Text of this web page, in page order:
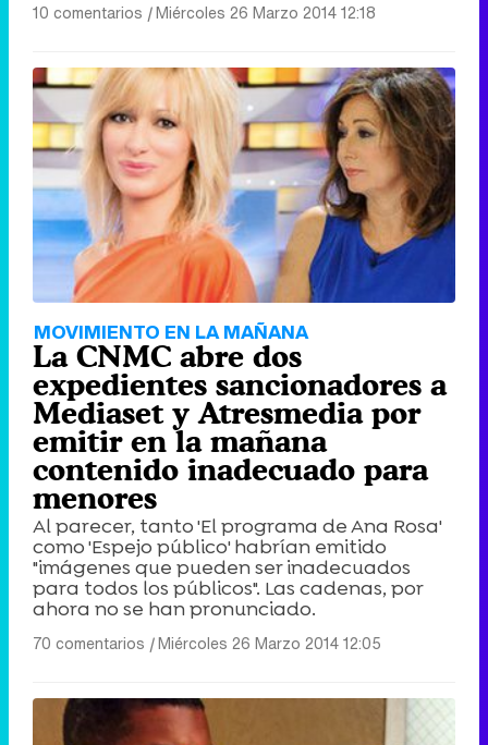
10 comentarios |Miércoles 26 Marzo 2014 12:18
MOVIMIENTO EN LA MAÑANA
La CNMC abre dos
expedientes sancionadores a
Mediaset y Atresmedia por
emitir en la mañana
contenido inadecuado para
menores
Al parecer, tanto 'El programa de Ana Rosa'
como 'Espejo público' habrían emitido
"imágenes que pueden ser inadecuados
para todos los públicos". Las cadenas, por
ahora no se han pronunciado.
70 comentarios |Miércoles 26 Marzo 2014 12:05